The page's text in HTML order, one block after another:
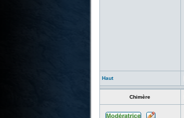
Haut
Chimère